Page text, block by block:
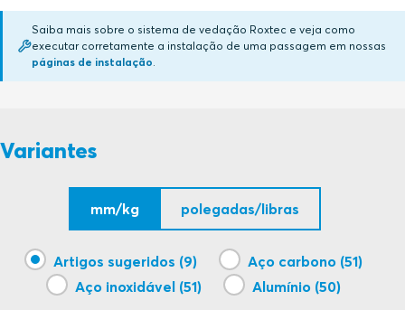
CSA
IRS
ABS
APERTURE DIMENSIONS S SERIES (en) PDF
Saiba mais sobre o sistema de vedação Roxtec e veja como
executar corretamente a instalação de uma passagem em nossas
páginas de instalação
Variantes
mm/kg polegadas/libras
Artigos sugeridos (9)
Aço carbono (51)
Aço inoxidável (51)
Alumínio (50)